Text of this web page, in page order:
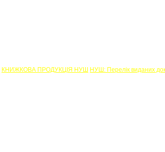
КНИЖКОВА ПРОДУКЦІЯ НУШ НУШ: Перелік виданих